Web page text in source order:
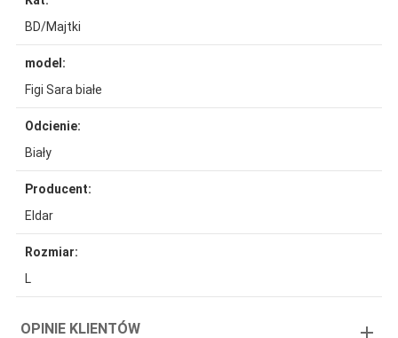
BD/Majtki
model:
Figi Sara białe
Odcienie:
Biały
Producent:
Eldar
Rozmiar:
L
OPINIE KLIENTÓW